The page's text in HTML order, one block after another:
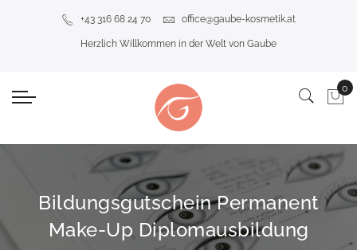
+43 316 68 24 70 office@gaube-kosmetik.at
Herzlich Willkommen in der Welt von Gaube
Bildungsgutschein Permanent
Make-Up Diplomausbildung